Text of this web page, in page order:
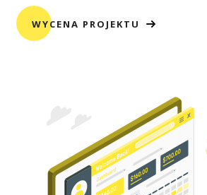
WYCENA PROJEKTU